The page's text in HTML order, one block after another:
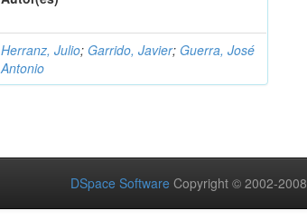
Herranz, Julio; Garrido, Javier; Guerra, José
Antonio
DSpace Software Copyright © 2002-2008